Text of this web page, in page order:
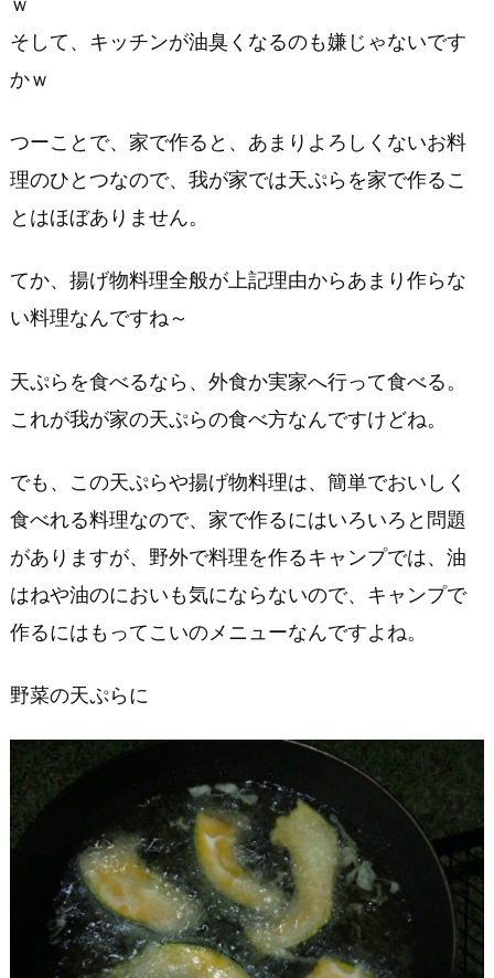
そして、キッチンが油臭くなるのも嫌じゃないです
かｗ
つーことで、家で作ると、あまりよろしくないお料
理のひとつなので、我が家では天ぷらを家で作るこ
とはほぼありません。
てか、揚げ物料理全般が上記理由からあまり作らな
い料理なんですね～
天ぷらを食べるなら、外食か実家へ行って食べる。
これが我が家の天ぷらの食べ方なんですけどね。
でも、この天ぷらや揚げ物料理は、簡単でおいしく
食べれる料理なので、家で作るにはいろいろと問題
がありますが、野外で料理を作るキャンプでは、油
はねや油のにおいも気にならないので、キャンプで
作るにはもってこいのメニューなんですよね。
野菜の天ぷらに